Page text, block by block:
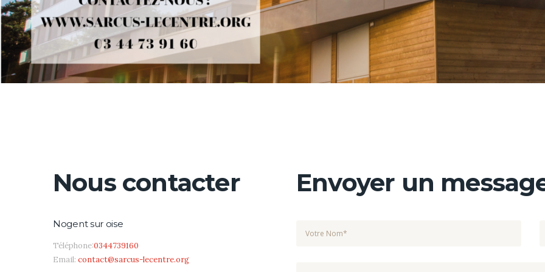
Nous contacter
Nogent sur oise
Téléphone:0344739160
Email: contact@sarcus-lecentre.org
Envoyer un